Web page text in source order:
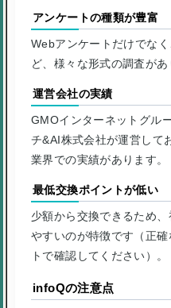
アンケートの種類が豊富
Webアンケートだけでな
ど、様々な形式の調査があ
運営会社の実績
GMOインターネットグル
チ&AI株式会社が運営して
業界での実績があります。
最低交換ポイントが低い
少額から交換できるため
やすいのが特徴です（正
トで確認してください）。
infoQの注意点